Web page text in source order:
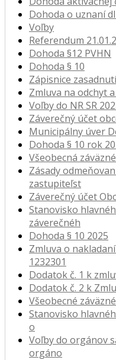
Dohoda o uznaní
Voľby
Referendum
Dohoda §12 PVHN
Dohoda § 10
Zápisnice
Zmluva na odchyt
Voľby do NR SR
Záverečný účet
Municipálny úver
Dohoda § 10 rok
Všeobecná
Zásady
zastupiteľst
Záverečný účet
Stanovisko
záverečnéh
Dohoda § 10 2025
Zmluva o
1232301
Dodatok č. 1 k
Dodatok č. 2 k
Všeobecné
Stanovisko
o
Voľby do orgánov
orgáno